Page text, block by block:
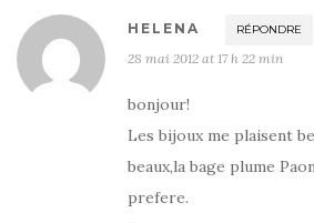
HELENA RÉPONDRE
28 mai 2012 at 17 h 22 min
bonjour!
Les bijoux me plaisent
beaux,la bage plume
prefere.